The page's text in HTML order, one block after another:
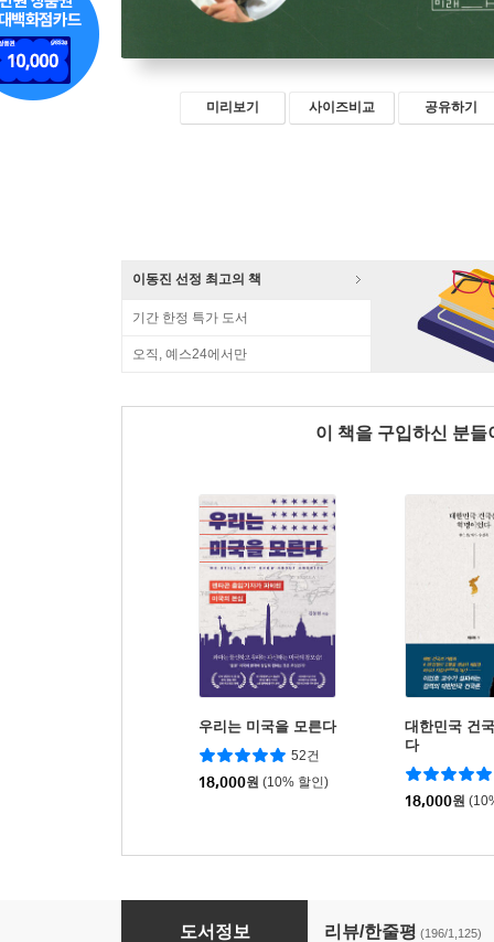
미리보기 사이즈비교 공유하기
이동진 선정 최고의 책
기간 한정 특가 도서
오직, 예스24에서만
이 책을 구입하신 분
우리는 미국을 모른다
52건
18,000원 (10% 할인)
대한민국 건
다
18,000원
반일 종족주의
도서정보 리뷰/한줄평 (196/1,125)